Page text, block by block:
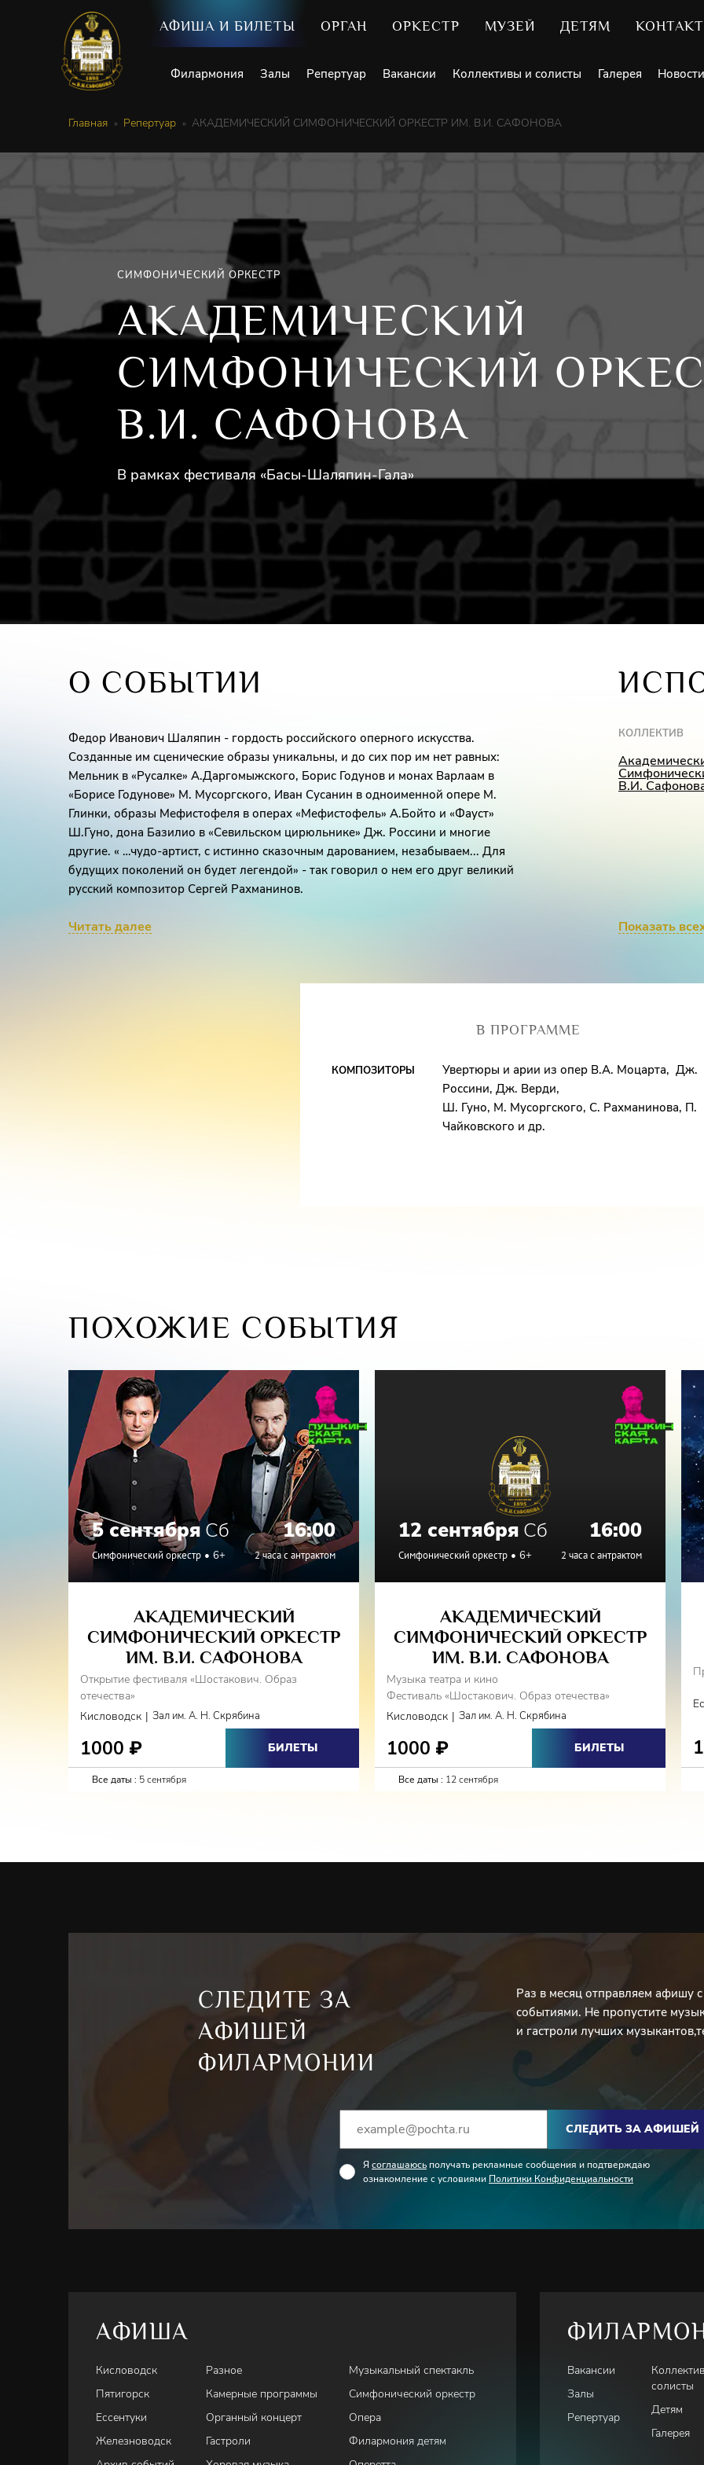
АФИША И БИЛЕТЫ ОРГАН ОРКЕСТР МУЗЕЙ ДЕТЯМ
Филармония Залы Репертуар Вакансии Коллективы и солисты Галерея Новости
Главная Репертуар АКАДЕМИЧЕСКИЙ СИМФОНИЧЕСКИЙ ОРКЕСТР ИМ. В.И. САФОНОВА
СИМФОНИЧЕСКИЙ ОРКЕСТР
АКАДЕМИЧЕСКИЙ
СИМФОНИЧЕСКИЙ
В.И. САФОНОВА
В рамках фестиваля «Басы-Шаляпин-Гала»
О СОБЫТИИ
Федор Иванович Шаляпин - гордость российского оперного искусства.
Созданные им сценические образы уникальны, и до сих пор им нет равных:
Мельник в «Русалке» А.Даргомыжского, Борис Годунов и монах Варлаам в
«Борисе Годунове» М. Мусоргского, Иван Сусанин в одноименной опере М.
Глинки, образы Мефистофеля в операх «Мефистофель» А.Бойто и «Фауст»
Ш.Гуно, дона Базилио в «Севильском цирюльнике» Дж. Россини и многие
другие. « …чудо-артист, с истинно сказочным дарованием, незабываем... Для
будущих поколений он будет легендой» - так говорил о нем его друг великий
русский композитор Сергей Рахманинов.
Академического симфонического концерта под управлением дирижера Алима
Владимира Кудашева, и народного артиста Грузии, солиста Большого театра
оперных театров Германии и Австрии Игоря Стороженко и солиста театра
Заслуженный артист России и Республики Татарстан, солист театра «Новая
Читать далее
КОЛЛЕКТИВ
В.И.
Показать
В ПРОГРАММЕ
КОМПОЗИТОРЫ
Увертюры и арии из опер В.А. Моцарта, Дж.
Россини, Дж. Верди,
Ш. Гуно, М. Мусоргского, С. Рахманинова, П.
Чайковского и др.
ПОХОЖИЕ СОБЫТИЯ
5 сентября Сб 16:00
Симфонический оркестр 6+ 2 часа с антрактом
АКАДЕМИЧЕСКИЙ
СИМФОНИЧЕСКИЙ ОРКЕСТР
ИМ. В.И. САФОНОВА
Открытие фестиваля «Шостакович. Образ
отечества»
Кисловодск | Зал им. А. Н. Скрябина
1000 ₽ БИЛЕТЫ
Все даты : 5 сентября
12 сентября Сб 16:00
Симфонический оркестр 6+ 2 часа с антрактом
АКАДЕМИЧЕСКИЙ
СИМФОНИЧЕСКИЙ ОРКЕСТР
ИМ. В.И. САФОНОВА
Музыка театра и кино
Фестиваль «Шостакович. Образ отечества»
Кисловодск | Зал им. А. Н. Скрябина
1000 ₽ БИЛЕТЫ
Все даты : 12 сентября
СЛЕДИТЕ ЗА
АФИШЕЙ
ФИЛАРМОНИИ
Раз в месяц отправляем афишу
событиями. Не пропустите
и гастроли лучших
СЛЕДИТЬ ЗА АФИШЕЙ
Я соглашаюсь получать рекламные сообщения и подтверждаю
ознакомление с условиями Политики Конфиденциальности
АФИША
Кисловодск
Пятигорск
Ессентуки
Железноводск
Разное
Камерные программы
Органный концерт
Гастроли
Музыкальный спектакль
Симфонический оркестр
Опера
Филармония детям
Вакансии
Залы
Репертуар
солисты
Детям
Галерея